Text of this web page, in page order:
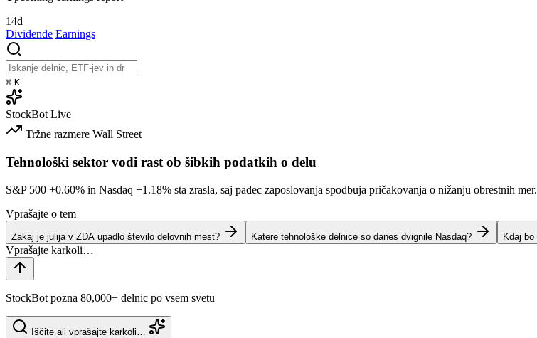
14d
Dividende Earnings
⌘ K
StockBot Live
Tržne razmere Wall Street
Tehnološki sektor vodi rast ob šibkih podatkih o delu
S&P 500 +0.60% in Nasdaq +1.18% sta zrasla, saj padec zaposlovanja spodbuja pričakovanja o nižanju obrestnih mer.
Vprašajte o tem
Zakaj je julija v ZDA upadlo število delovnih mest? Katere tehnološke delnice so danes dvignile Nasdaq? Kdaj
StockBot pozna 80,000+ delnic po vsem svetu
Iščite ali vprašajte karkoli…